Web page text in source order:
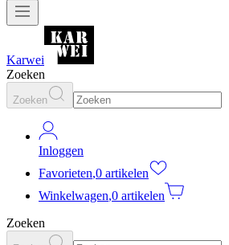
Karwei
Zoeken
Zoeken
Inloggen
Favorieten,0 artikelen
Winkelwagen,0 artikelen
Zoeken